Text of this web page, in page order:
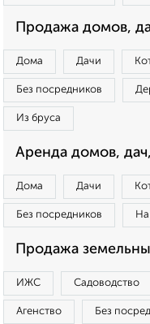
Продажа домов,
Дома Дачи
Без посредников
Из бруса
Аренда домов,
Дома Дачи
Без посредников
Продажа
ИЖС Садоводство
Агенство Без